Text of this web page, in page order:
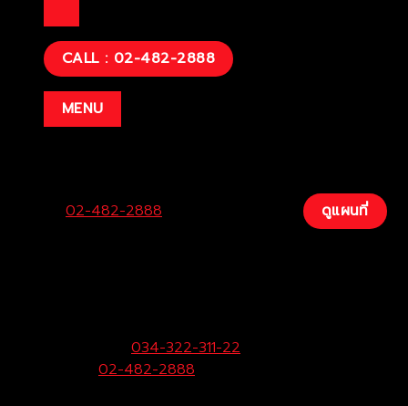
CALL : 02-482-2888
MENU
02-482-2888 ดูแผนที่
034-322-311-22
02-482-2888